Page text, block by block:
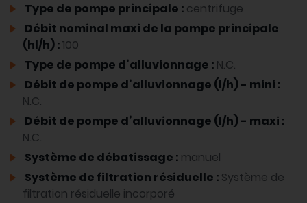
Type de pompe principale : centrifuge
Débit nominal maxi de la pompe principale
(hl/h) :100
Type de pompe d’alluvionnage : N.C.
Débit de pompe d’alluvionnage (l/h) - mini :
N.C.
Débit de pompe d’alluvionnage (l/h) - maxi :
N.C.
Système de débatissage : manuel
Système de filtration résiduelle : Système de
filtration résiduelle incorporé